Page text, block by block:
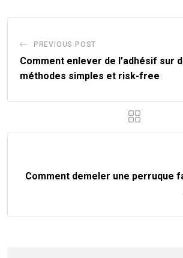
PREVIOUS POST
Comment enlever de l’adhésif sur
méthodes simples et risk-free
Comment demeler une perruque